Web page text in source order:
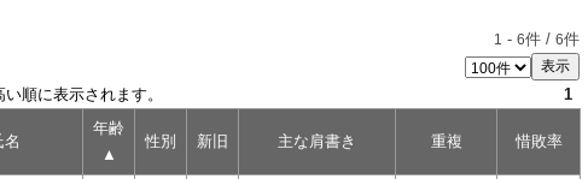
1 - 6件 / 6件
順に表示されます。 1
名
年齢
▲
性別 新旧 主な肩書き 重複 惜敗率